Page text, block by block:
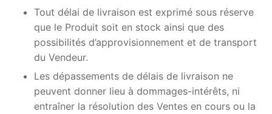
Tout délai de livraison est exprimé sous réserve
que le Produit soit en stock ainsi que des
possibilités d’approvisionnement et de transport
du Vendeur.
Les dépassements de délais de livraison ne
peuvent donner lieu à dommages-intérêts, ni
entraîner la résolution des Ventes en cours ou la